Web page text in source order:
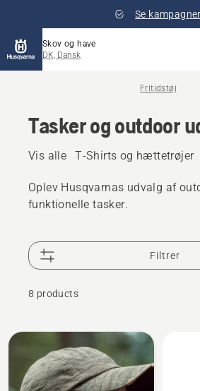
Se kampagner
Skov og have
DK, Dansk
Fritidstøj
Tasker og outdoor
Vis alle T-Shirts og hættetrøjer
Oplev Husqvarnas udvalg af
funktionelle tasker.
Filtrer
8 products
Alle
produkter